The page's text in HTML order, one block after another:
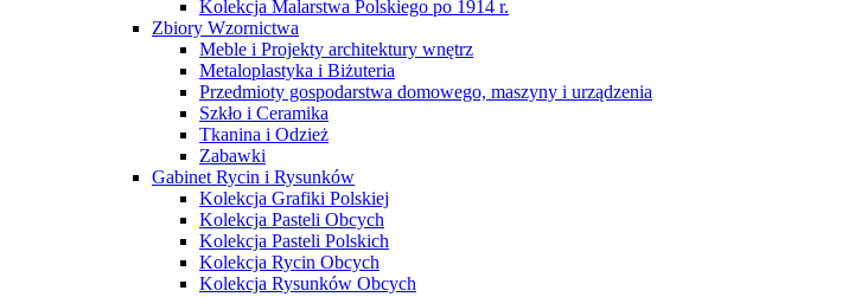
Kolekcja Malarstwa Polskiego po 1914 r.
Zbiory Wzornictwa
Meble i Projekty architektury wnętrz
Metaloplastyka i Biżuteria
Przedmioty gospodarstwa domowego, maszyny i urządzenia
Szkło i Ceramika
Tkanina i Odzież
Zabawki
Gabinet Rycin i Rysunków
Kolekcja Grafiki Polskiej
Kolekcja Pasteli Obcych
Kolekcja Pasteli Polskich
Kolekcja Rycin Obcych
Kolekcja Rysunków Obcych